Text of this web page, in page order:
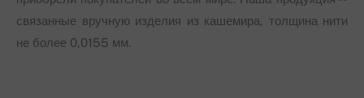
связанные вручную изделия из кашемира, толщина нити
не более 0,0155 мм.